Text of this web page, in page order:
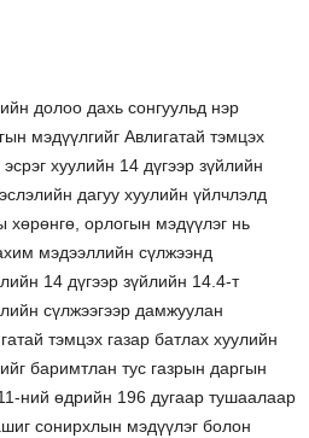
долоо дахь сонгуульд нэр
мэдүүлгийг Авлигатай тэмцэх
хуулийн 14 дүгээр зүйлийн
дагуу хуулийн үйлчлэлд
орлогын мэдүүлэг нь
мэдээллийн сүлжээнд
14 дүгээр зүйлийн 14.4-т
сүлжээгээр дамжуулан
тэмцэх газар батлах хуулийн
баримтлан тус газрын даргын
ний өдрийн 196 дугаар тушаалаар
сонирхлын мэдүүлэг болон